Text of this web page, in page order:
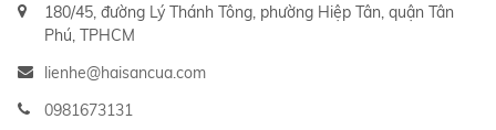
180/45, đường Lý Thánh Tông, phường Hiệp Tân, quận Tân
Phú, TPHCM
lienhe@haisancua.com
0981673131